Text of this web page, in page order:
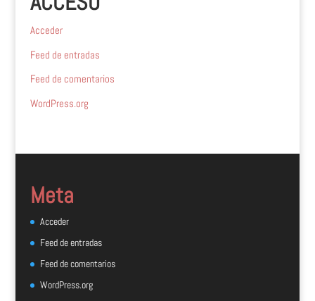
Acceder
Feed de entradas
Feed de comentarios
WordPress.org
Meta
Acceder
Feed de entradas
Feed de comentarios
WordPress.org